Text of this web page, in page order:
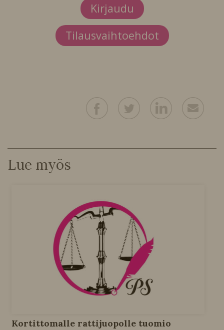
Kirjaudu
Tilausvaihtoehdot
Lue myös
Kortittomalle rattijuopolle tuomio